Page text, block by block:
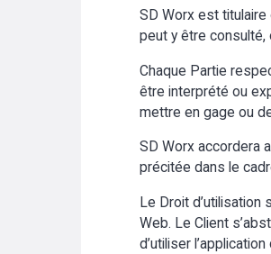
SD Worx est
peut y être consulté,
Chaque Partie
être interprété ou
mettre en gage ou
SD Worx accordera
précitée dans le
Le Droit
Web. Le Client
d’utiliser